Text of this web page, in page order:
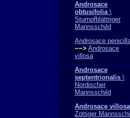
Androsace
obtusifolia\
Stumpfblättriger
Mannsschild
Androsace
−−> Androsace
villosa
Androsace
septentrionalis \
Nordischer
Mannsschild
Androsace villosa
Zottiger